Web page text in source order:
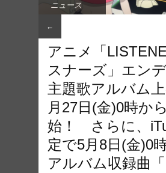
ニュース
←
アニメ「
スナーズ」エン
主題歌アルバム
月27日(金)0時か
始！ さらに、
定で5月8日(金)0
アルバム収録曲「